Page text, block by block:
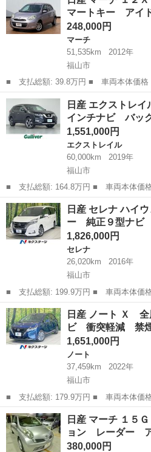
ジェント...
マートキー アイ
248,000円
マーチ
51,535km
2012年
福山市
■ 支払総額: 39.8万円 ■ 車両本体価格： 248,000 円 ■ メーカー
名： 日産 ■ 車種名： マーチ ■ グ
Ｃ ナビ ＴＶ スマートキー アイド
ラー ＣＶＴ ...
広島 福山市 マーチ
日産 エクストレ
インチナビ バッ
1,551,000円
エクストレイル
60,000km
2019年
福山市
■ 支払総額: 164.8万円 ■ 車両本体価格： 1,551,000 円 ■ メーカ
ー名： 日産 ■ 車種名： エクストレ
Ｘ 禁煙車 純正７インチナビ バック
ダー エ...
広島 福山市 エクストレイル
日産 セレナ ハイ
ー 純正９型ナ
1,826,000円
セレナ
26,020km
2016年
福山市
■ 支払総額: 199.9万円 ■ 車両本体価格： 1,826,000 円 ■ メーカ
ー名： 日産 ■ 車種名： セレナ ■
ターＧ 後席モニター 純正９型ナビ
ア 衝突軽...
広島 福山市 セレナ
日産 ノート Ｘ
ビ 衝突軽減 禁
1,651,000円
ノート
37,459km
2022年
福山市
■ 支払総額: 179.9万円 ■ 車両本体価格： 1,651,000 円 ■ メーカ
ー名： 日産 ■ 車種名： ノート ■
メラ 純正９型ナビ 衝突軽減 禁煙
ルインナ...
広島 福山市 ノート
日産 マーチ １５
ョン レーダー
380,000円